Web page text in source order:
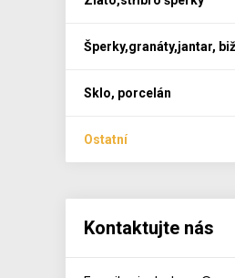
Šperky,granáty,jantar,
Sklo, porcelán
Ostatní
Kontaktujte nás